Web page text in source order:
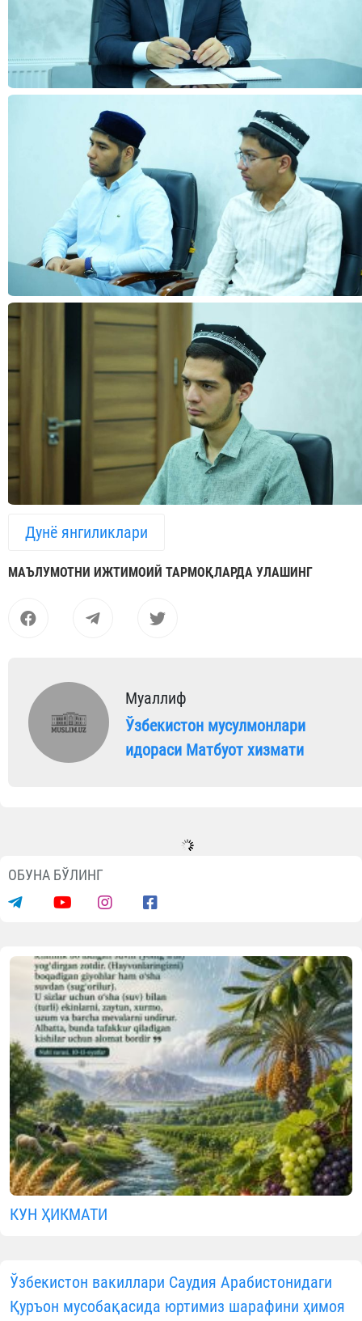
Дунё янгиликлари
МАЪЛУМОТНИ ИЖТИМОИЙ ТАРМОҚЛАРДА УЛАШИНГ
Муаллиф
Ўзбекистон мусулмонлари
идораси Матбуот хизмати
ОБУНА БЎЛИНГ
КУН ҲИКМАТИ
Ўзбекистон вакиллари Саудия Арабистонидаги
Қуръон мусобақасида юртимиз шарафини ҳимоя